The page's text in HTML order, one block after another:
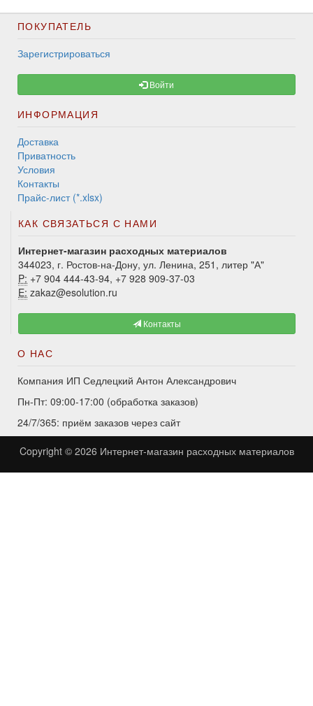
ПОКУПАТЕЛЬ
Зарегистрироваться
Войти
ИНФОРМАЦИЯ
Доставка
Приватность
Условия
Контакты
Прайс-лист (*.xlsx)
КАК СВЯЗАТЬСЯ С НАМИ
Интернет-магазин расходных материалов
344023, г. Ростов-на-Дону, ул. Ленина, 251, литер "А"
P: +7 904 444-43-94, +7 928 909-37-03
E: zakaz@esolution.ru
Контакты
О НАС
Компания ИП Седлецкий Антон Александрович
Пн-Пт: 09:00-17:00 (обработка заказов)
24/7/365: приём заказов через сайт
Copyright © 2026 Интернет-магазин расходных материалов